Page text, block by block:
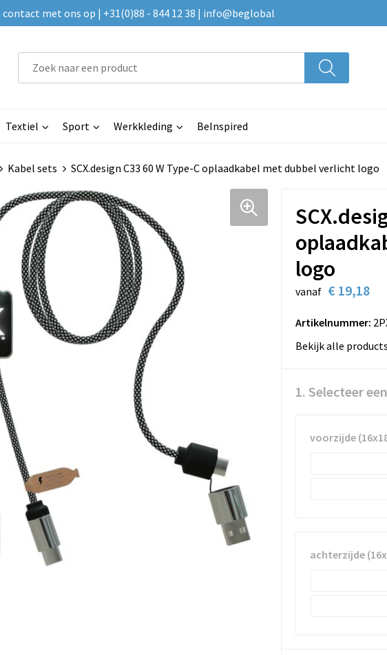
met ons op | +31(0)88 - 844 12 38 | info@beglobal
Textiel Sport Werkkleding BeInspired
Kabel sets SCX.design C33 60 W Type-C oplaadkabel met dubbel verlicht logo
logo
vanaf € 19,18
Artikelnummer:
Bekijk alle
1. Selecteer
voorzijde
achterzijde